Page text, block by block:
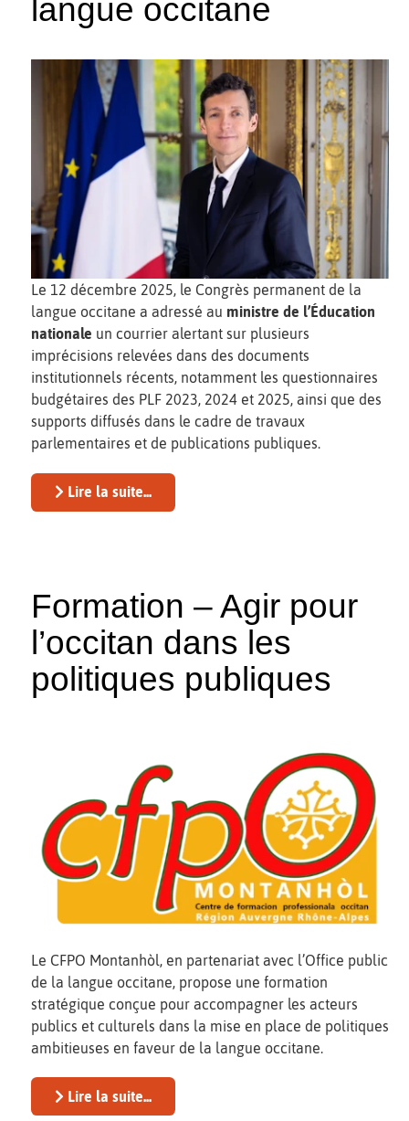
langue occitane
Le 12 décembre 2025, le Congrès permanent de la
langue occitane a adressé au ministre de l’Éducation
nationale un courrier alertant sur plusieurs
imprécisions relevées dans des documents
institutionnels récents, notamment les questionnaires
budgétaires des PLF 2023, 2024 et 2025, ainsi que des
supports diffusés dans le cadre de travaux
parlementaires et de publications publiques.
Lire la suite...
Formation – Agir pour
l’occitan dans les
politiques publiques
Le CFPO Montanhòl, en partenariat avec l’Office public
de la langue occitane, propose une formation
stratégique conçue pour accompagner les acteurs
publics et culturels dans la mise en place de politiques
ambitieuses en faveur de la langue occitane.
Lire la suite...